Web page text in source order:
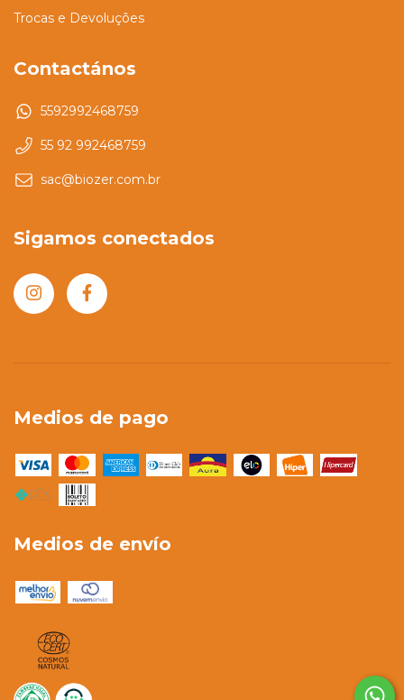
Trocas e Devoluções
Contactános
5592992468759
55 92 992468759
sac@biozer.com.br
Sigamos conectados
Medios de pago
Medios de envío